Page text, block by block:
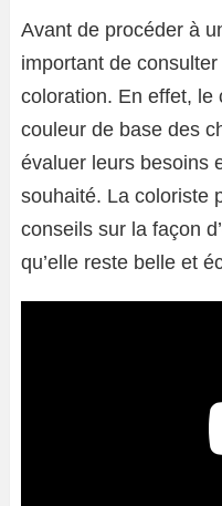
Avant de procéder à
important de
coloration. En effet, le
couleur de base des
évaluer leurs besoins
souhaité. La coloriste
conseils sur la façon
qu’elle reste belle et